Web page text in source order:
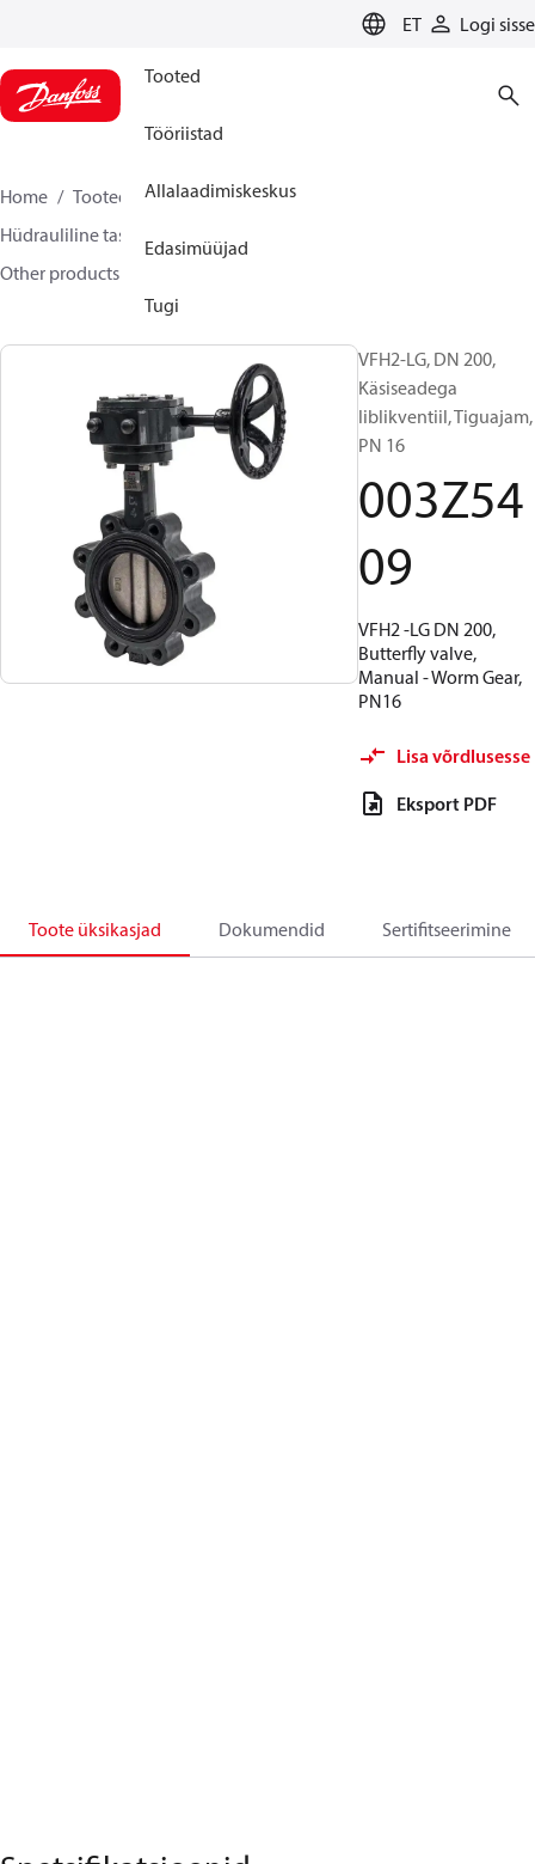
ET Logi sisse
Tooted
Tööriistad
Allalaadimiskeskus
Edasimüüjad
Tugi
Home Tooted
Climate Solutions for heating
Hüdrauliline tasakaalustamine ja reguleerimine
Other products
VFH2-LG, DN 200,
Käsiseadega
liblikventiil, Tiguajam,
PN 16
003Z54
09
VFH2 -LG DN 200,
Butterfly valve,
Manual - Worm Gear,
PN16
Lisa võrdlusesse
Eksport PDF
Toote üksikasjad Dokumendid Sertifitseerimine